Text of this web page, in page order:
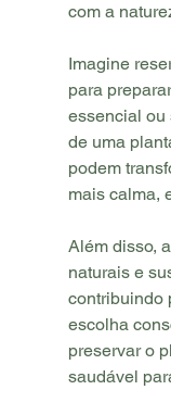
com a
Imagine
para
essencial ou
de uma
podem
mais calma,
Além disso,
naturais e
contribuindo
escolha
preservar o
saudável